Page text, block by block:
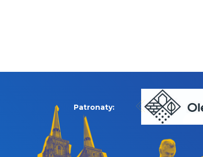
Patronaty: